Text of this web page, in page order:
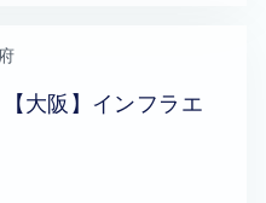
大阪】インフラエ